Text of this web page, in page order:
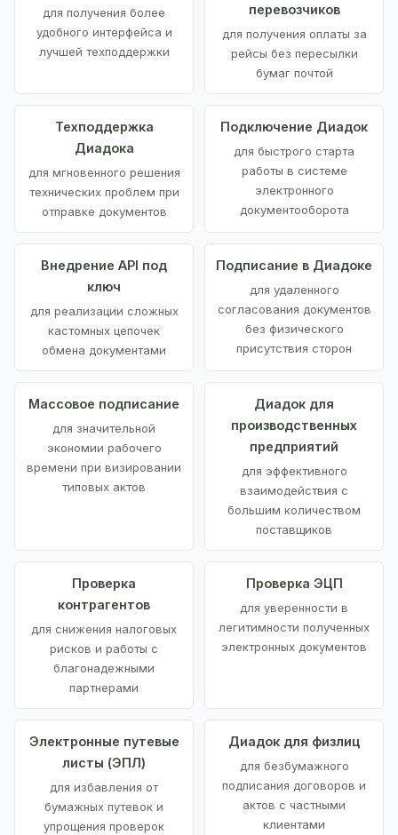
для получения более
удобного интерфейса и
лучшей техподдержки
перевозчиков
для получения оплаты за
рейсы без пересылки
бумаг почтой
Техподдержка
Диадока
для мгновенного решения
технических проблем при
отправке документов
Подключение Диадок
для быстрого старта
работы в системе
электронного
документооборота
Внедрение API под
ключ
для реализации сложных
кастомных цепочек
обмена документами
Подписание в Диадоке
для удаленного
согласования документов
без физического
присутствия сторон
Массовое подписание
для значительной
экономии рабочего
времени при визировании
типовых актов
Диадок для
производственных
предприятий
для эффективного
взаимодействия с
большим количеством
поставщиков
Проверка
контрагентов
для снижения налоговых
рисков и работы с
благонадежными
партнерами
Проверка ЭЦП
для уверенности в
легитимности полученных
электронных документов
Электронные путевые
листы (ЭПЛ)
для избавления от
бумажных путевок и
упрощения проверок
Диадок для физлиц
для безбумажного
подписания договоров и
актов с частными
клиентами